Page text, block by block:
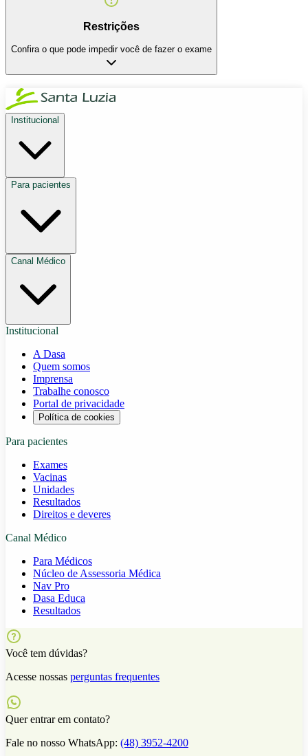
Restrições
Confira o que pode impedir você de fazer o exame
Institucional
Para pacientes
Canal Médico
Institucional
A Dasa
Quem somos
Imprensa
Trabalhe conosco
Portal de privacidade
Política de cookies
Para pacientes
Exames
Vacinas
Unidades
Resultados
Direitos e deveres
Canal Médico
Para Médicos
Núcleo de Assessoria Médica
Nav Pro
Dasa Educa
Resultados
Você tem dúvidas?
Acesse nossas perguntas frequentes
Quer entrar em contato?
Fale no nosso WhatsApp: (48) 3952-4200